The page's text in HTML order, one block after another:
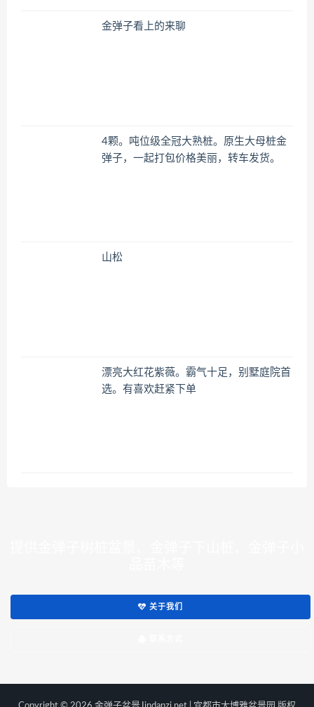
金弹子看上的来聊
4颗。吨位级全冠大熟桩。原生大母桩金
弹子，一起打包价格美丽，转车发货。
山松
漂亮大红花紫薇。霸气十足，别墅庭院首
选。有喜欢赶紧下单
关于我们